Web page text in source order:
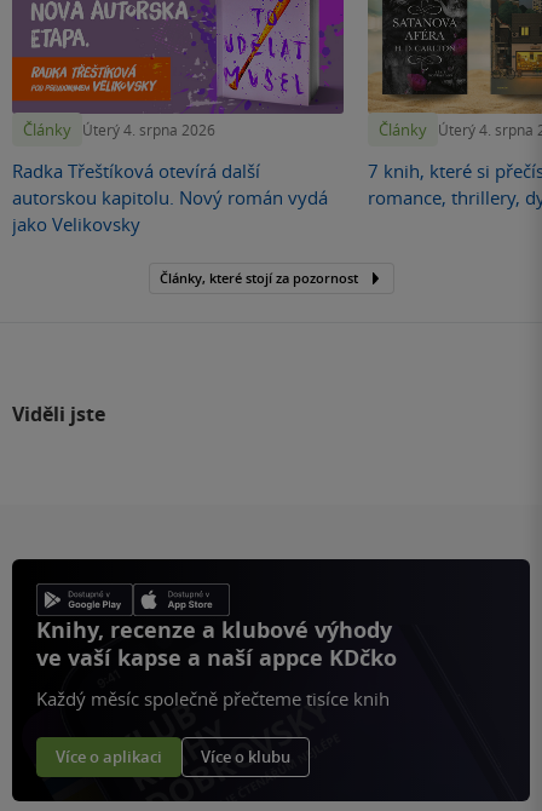
Články Úterý 4. srpna 2026
Radka Třeštíková otevírá další
autorskou kapitolu. Nový román vydá
jako Velikovsky
Články Úterý 4. srpna
7 knih, které si
romance, thrillery,
Články, které stojí za pozornost
Viděli jste
Knihy, recenze a klubové výhody
ve vaší kapse a naší appce KDčko
Každý měsíc společně přečteme tisíce knih
Více o aplikaci Více o klubu